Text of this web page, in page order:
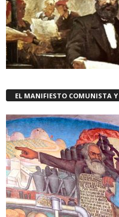
EL MANIFIESTO COMUNISTA